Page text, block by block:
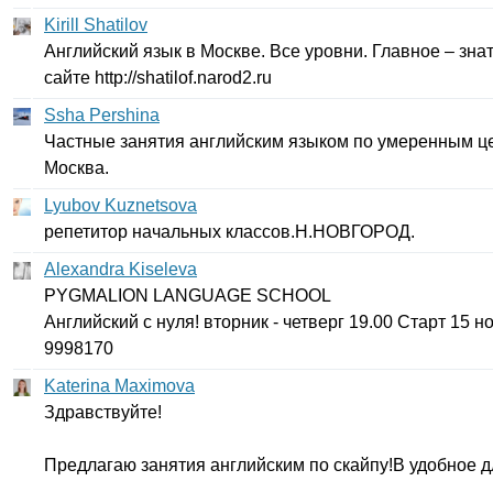
Kirill Shatilov
Английский язык в Москве. Все уровни. Главное –
сайте http://shatilof.narod2.ru
Ssha Pershina
Частные занятия английским языком по умеренным
Москва.
Lyubov Kuznetsova
репетитор начальных классов.Н.НОВГОРОД.
Alexandra Kiseleva
PYGMALION LANGUAGE SCHOOL
Английский с нуля! вторник - четверг 19.00 Старт 15
9998170
Katerina Maximova
Здравствуйте!
Предлагаю занятия английским по скайпу!В удобное